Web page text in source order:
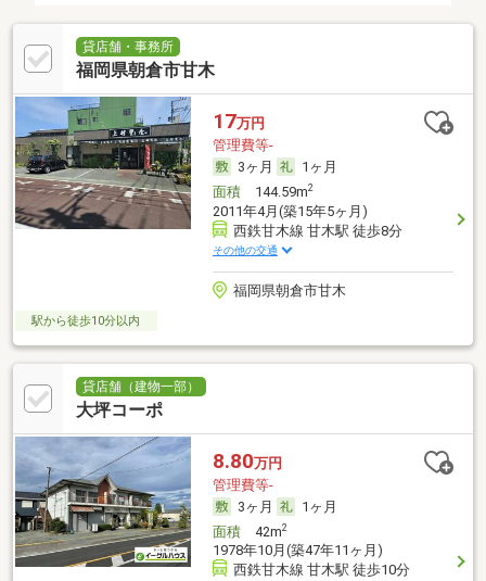
貸店舗・事務所
福岡県朝倉市甘木
17万円
管理費等-
3ヶ月
1ヶ月
面積144.59m2
2011年4月(築15年5ヶ月)
西鉄甘木線 甘木駅 徒歩8分
その他の交通
福岡県朝倉市甘木
駅から徒歩10分以内
貸店舗（建物一部）
大坪コーポ
8.80万円
管理費等-
3ヶ月
1ヶ月
面積42m2
1978年10月(築47年11ヶ月)
西鉄甘木線 甘木駅 徒歩10分